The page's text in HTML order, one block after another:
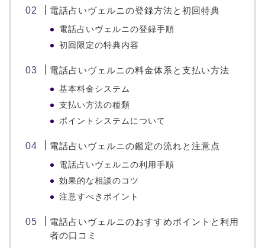
電話占いヴェルニの登録方法と初回特典
電話占いヴェルニの登録手順
初回限定の特典内容
電話占いヴェルニの料金体系と支払い方法
基本料金システム
支払い方法の種類
ポイントシステムについて
電話占いヴェルニの鑑定の流れと注意点
電話占いヴェルニの利用手順
効果的な相談のコツ
注意すべきポイント
電話占いヴェルニのおすすめポイントと利用
者の口コミ